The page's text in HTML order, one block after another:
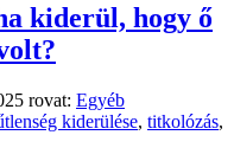
kiderül, hogy ő
rovat: Egyéb
kiderülése, titkolózás,